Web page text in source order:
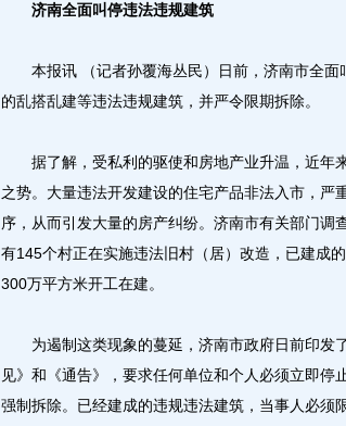
济南全面叫停违法违规建筑
本报讯 （记者孙覆海丛民）日前，济南市全面
的乱搭乱建等违法违规建筑，并严令限期拆除。
据了解，受私利的驱使和房地产业升温，近年
之势。大量违法开发建设的住宅产品非法入市，严
序，从而引发大量的房产纠纷。济南市有关部门调
有145个村正在实施违法旧村（居）改造，已建成
300万平方米开工在建。
为遏制这类现象的蔓延，济南市政府日前印发
见》和《通告》，要求任何单位和个人必须立即停
强制拆除。已经建成的违规违法建筑，当事人必须